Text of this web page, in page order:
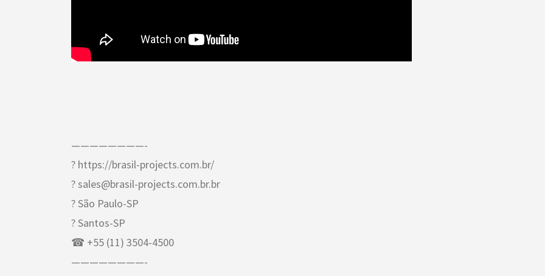
————————-
? https://brasil-projects.com.br/
? sales@brasil-projects.com.br.br
? São Paulo-SP
? Santos-SP
☎ +55 (11) 3504-4500
————————-